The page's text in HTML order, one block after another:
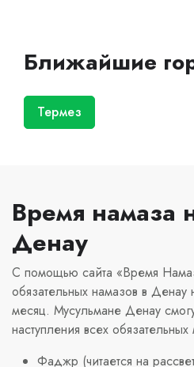
Ближайшие
Термез
Время намаза
Денау
С помощью сайта «Время
обязательных намазов в Денау
месяц. Мусульмане Денау
наступления всех
Фаджр (читается на